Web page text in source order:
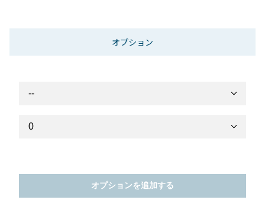
オプション
オプションを追加する